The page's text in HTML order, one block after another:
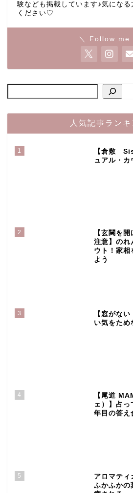
験なども掲載しています♪気にな
ください♡
＼ Follow me
人気記事ランキ
1
【倉敷
ュアル・
2
【玄関を
注意】のれ
ウト！家相
よう
3
【窓がな
い気をため
4
【尾道
ェ）】占
年目の答え
5
アロマティ
ふかふかの